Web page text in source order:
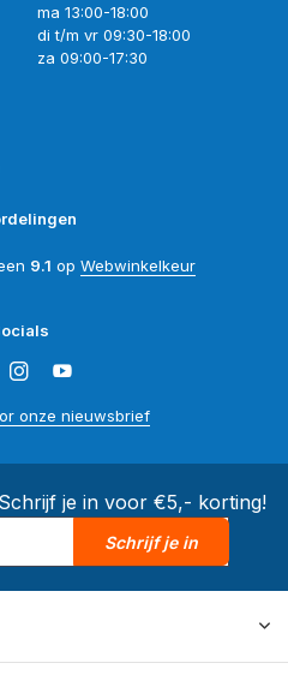
ma 13:00-18:00
di t/m vr 09:30-18:00
za 09:00-17:30
9.1 op Webwinkelkeur
onze nieuwsbrief
je in voor €5,- korting!
Schrijf je in